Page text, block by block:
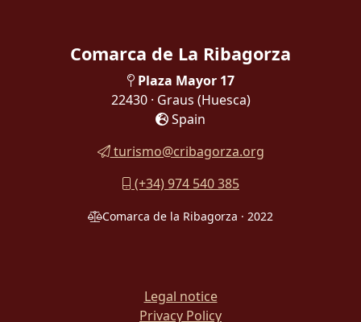
Comarca de La Ribagorza
Plaza Mayor 17
22430 · Graus (Huesca)
Spain
turismo@cribagorza.org
(+34) 974 540 385
Comarca de la Ribagorza · 2022
Legal notice
Privacy Policy